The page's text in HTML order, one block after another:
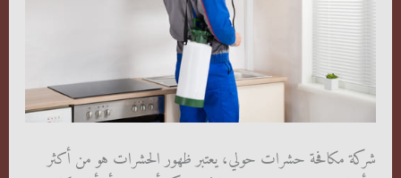
شركة مكافحة حشرات حولي، يعتبر ظهور الحشرات هو من أكثر